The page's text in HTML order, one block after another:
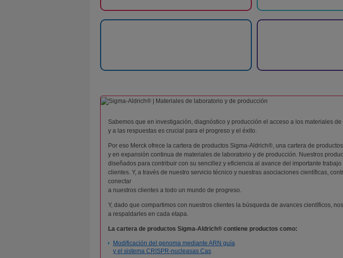
Sabemos que en investigación, diagnóstico y producción el acceso a los materiales
y a las respuestas es crucial para el progreso y el éxito.
Por eso Merck ofrece la cartera de productos Sigma-Aldrich®, una cartera de
y en expansión continua de materiales de laboratorio y de producción. Nuestros
diseñados para contribuir con su sencillez y eficiencia al avance del importante trabajo
clientes. Y, a través de nuestro servicio técnico y nuestras asociaciones científicas,
conectar
a nuestros clientes a todo un mundo de progreso.
Y, dado que compartimos con nuestros clientes la búsqueda de avances científicos,
a respaldarles en cada etapa.
La cartera de productos Sigma-Aldrich® contiene productos como:
Modificación del genoma mediante ARN guía
y el sistema CRISPR-nucleasas Cas